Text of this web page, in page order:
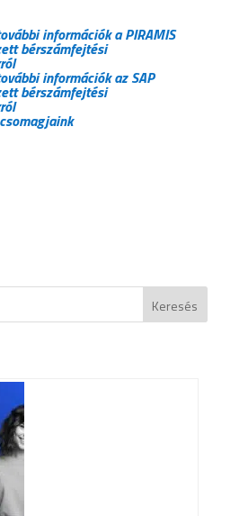
információk a PIRAMIS
bérszámfejtési
információk az SAP
bérszámfejtési